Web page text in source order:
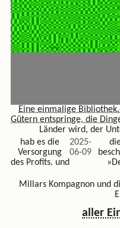
Eine einmalige
Gütern entspringe, die
Länder wird, der
hab es die
Versorgung
des Profits. und
2025-
06-09
Millars Kompagnon und
aller